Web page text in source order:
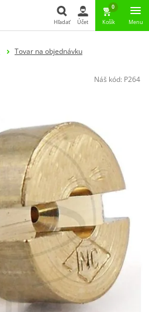
Hľadať Účet
0
Košík Menu
Tovar na objednávku
Náš kód: P264